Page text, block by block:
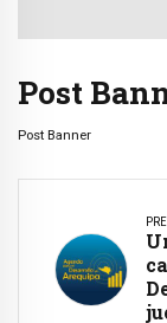
Post
Post Banner